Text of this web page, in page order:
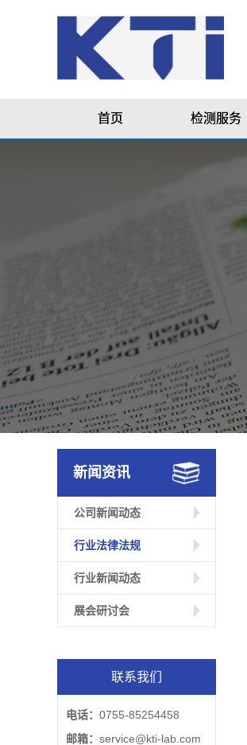
首页 检测服务
新闻资讯
公司新闻动态
行业法律法规
行业新闻动态
展会研讨会
联系我们
电话： 0755-85254458
邮箱： service@kti-lab.com